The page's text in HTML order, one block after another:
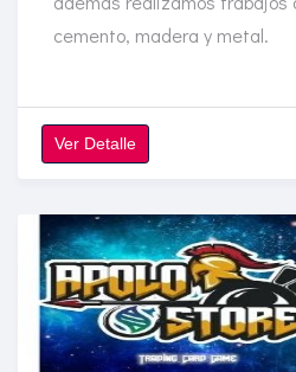
cemento, madera y metal.
Ver Detalle